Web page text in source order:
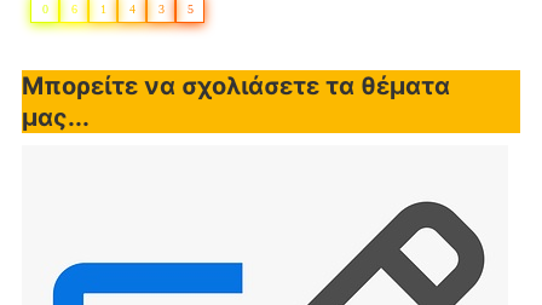
0 6 1 4 3 5
Μπορείτε να σχολιάσετε τα θέματα
μας...